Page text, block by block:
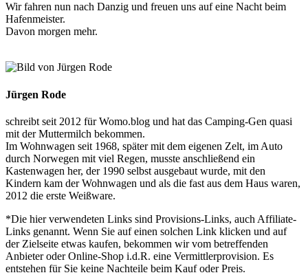
Wir fahren nun nach Danzig und freuen uns auf eine Nacht beim
Hafenmeister.
Davon morgen mehr.
Jürgen Rode
schreibt seit 2012 für Womo.blog und hat das Camping-Gen quasi
mit der Muttermilch bekommen.
Im Wohnwagen seit 1968, später mit dem eigenen Zelt, im Auto
durch Norwegen mit viel Regen, musste anschließend ein
Kastenwagen her, der 1990 selbst ausgebaut wurde, mit den
Kindern kam der Wohnwagen und als die fast aus dem Haus waren,
2012 die erste Weißware.
*Die hier verwendeten Links sind Provisions-Links, auch Affiliate-
Links genannt. Wenn Sie auf einen solchen Link klicken und auf
der Zielseite etwas kaufen, bekommen wir vom betreffenden
Anbieter oder Online-Shop i.d.R. eine Vermittlerprovision. Es
entstehen für Sie keine Nachteile beim Kauf oder Preis.